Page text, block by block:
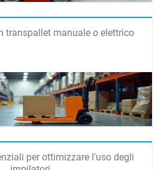
transpallet manuale o elettrico
per ottimizzare l'uso degli